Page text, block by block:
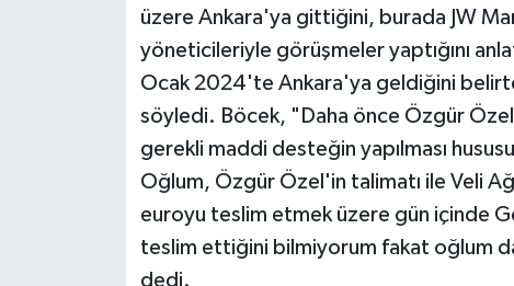
üzere Ankara'ya gittiğini, burada JW
yöneticileriyle görüşmeler yaptığını
Ocak 2024'te Ankara'ya geldiğini
söyledi. Böcek, "Daha önce Özgür
gerekli maddi desteğin yapılması
Oğlum, Özgür Özel'in talimatı ile Veli
euroyu teslim etmek üzere gün içinde
teslim ettiğini bilmiyorum fakat oğlum
dedi.